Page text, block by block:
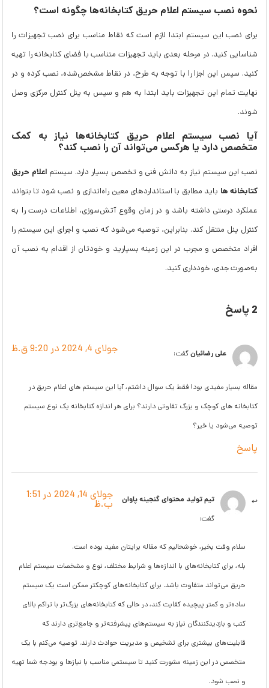
نحوه نصب سیستم اعلام حریق کتابخانه‌ها چگونه است؟
برای نصب این سیستم ابتدا لازم است که نقاط مناسب برای نصب تجهیزات را
شناسایی کنید. در مرحله بعدی باید تجهیزات متناسب با فضای کتابخانه را تهیه
کنید. سپس این اجزا را با توجه به طرح، در نقاط مشخص‌شده، نصب کرده و در
نهایت تمام این تجهیزات باید ابتدا به هم و سپس به پنل کنترل مرکزی وصل
شوند.
آیا نصب سیستم اعلام حریق کتابخانه‌ها نیاز به کمک
متخصص دارد یا هرکسی می‌تواند آن را نصب کند؟
نصب این سیستم نیاز به دانش فنی و تخصص بسیار دارد. سیستم اعلام حریق
کتابخانه ‌ها باید مطابق با استانداردهای معین راه‌اندازی و نصب شود تا بتواند
عملکرد درستی داشته باشد و در زمان وقوع آتش‌سوزی، اطلاعات درست را به
کنترل پنل منتقل کند. بنابراین، توصیه می‌شود که نصب و اجرای این سیستم را
افراد متخصص و مجرب در این زمینه بسپارید و خودتان از اقدام به نصب آن
به‌صورت جدی، خودداری کنید.
2 پاسخ
علی رضائیانگفت: جولای 4, 2024 در 9:20 ق.ظ
مقاله بسیار مفیدی بود! فقط یک سوال داشتم، آیا این سیستم های اعلام حریق در
کتابخانه های کوچک و بزرگ تفاوتی دارند؟ برای هر اندازه کتابخانه یک نوع سیستم
توصیه می‌شود یا خیر؟
پاسخ
تیم تولید محتوای گنجینه پاوان
گفت:
جولای 14, 2024 در 1:51
ب.ظ
سلام وقت بخیر، خوشحالیم که مقاله برایتان مفید بوده است.
بله، برای کتابخانه‌های با اندازه‌ها و شرایط مختلف، نوع و مشخصات سیستم اعلام
حریق می‌تواند متفاوت باشد. برای کتابخانه‌های کوچکتر ممکن است یک سیستم
ساده‌تر و کمتر پیچیده کفایت کند، در حالی که کتابخانه‌های بزرگ‌تر با تراکم بالای
کتب و بازدیدکنندگان نیاز به سیستم‌های پیشرفته‌تر و جامع‌تری دارند که
قابلیت‌های بیشتری برای تشخیص و مدیریت حوادث دارند. توصیه می‌کنم با یک
متخصص در این زمینه مشورت کنید تا سیستمی مناسب با نیازها و بودجه شما تهیه
و نصب شود.